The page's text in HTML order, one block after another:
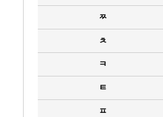
ㅉ
ㅊ
ㅋ
ㅌ
ㅍ